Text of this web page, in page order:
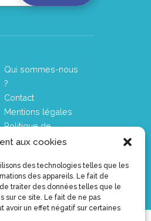
aux cookies
des technologies telles que les
des appareils. Le fait de
traiter des données telles que le
sur ce site. Le fait de ne pas
avoir un effet négatif sur certaines
Qui sommes-nous
?
Contact
Mentions légales
Politique de
confidentialité
des acteurs de santé